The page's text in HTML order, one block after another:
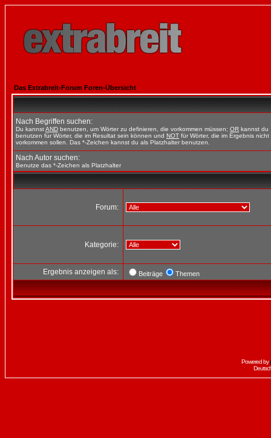
Das Extrabreit-Forum Foren-Übersicht
Nach Begriffen suchen:
Du kannstAND benutzen, um Wörter zu definieren, die vorkommen müssen; OR kannst du
benutzen für Wörter, die im Resultat sein können und NOT für Wörter, die im Ergebnis nicht
vorkommen sollen. Das *-Zeichen kannst du als Platzhalter benutzen.
Nach Autor suchen:
Benutze das *-Zeichen als Platzhalter
Forum:
Kategorie:
Ergebnis anzeigen als: Beiträge Themen
Powered by